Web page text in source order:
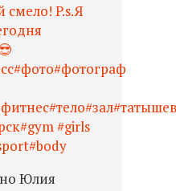
смело! P.s.Я
#girls
Юлия